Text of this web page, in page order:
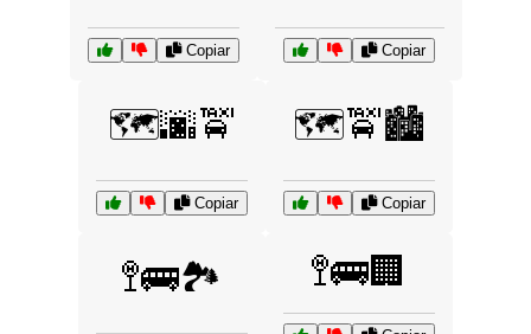
Copiar Copiar
🗺️🌆🚖
Copiar
🗺️🚖🏙️
Copiar
🚏🚌🏞️ 🚏🚌🏢